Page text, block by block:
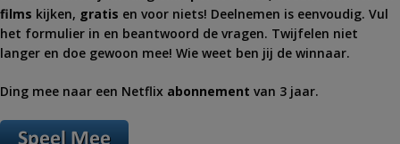
films kijken, gratis en voor niets! Deelnemen is eenvoudig. Vul
het formulier in en beantwoord de vragen. Twijfelen niet
langer en doe gewoon mee! Wie weet ben jij de winnaar.
Ding mee naar een Netflix abonnement van 3 jaar.